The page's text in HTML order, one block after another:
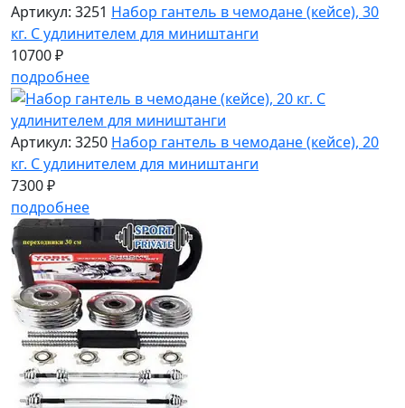
Артикул: 3251 Набор гантель в чемодане (кейсе), 30
кг. С удлинителем для миништанги
10700 ₽
подробнее
Артикул: 3250 Набор гантель в чемодане (кейсе), 20
кг. С удлинителем для миништанги
7300 ₽
подробнее